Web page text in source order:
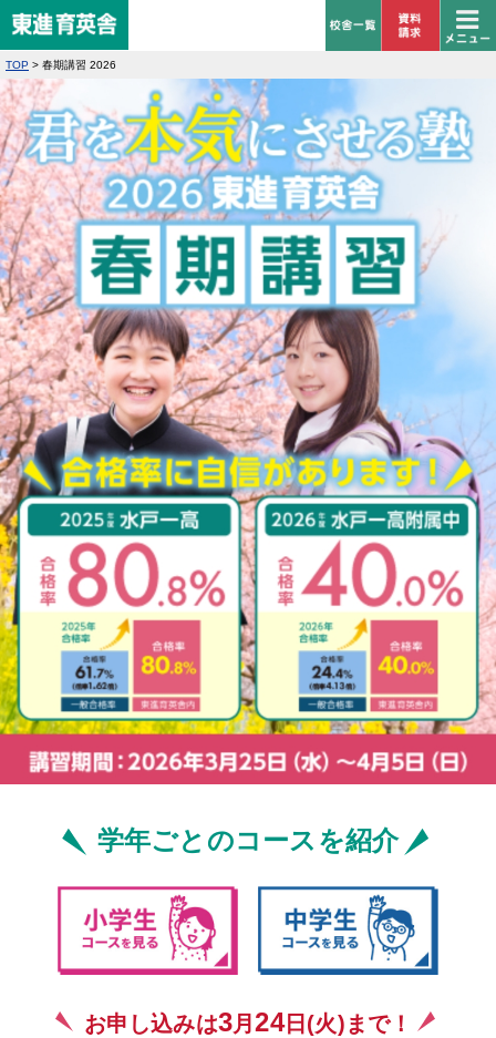
TOP > 春期講習 2026
学年ごとのコースを紹介
お申し込みは3月24日(火)まで！